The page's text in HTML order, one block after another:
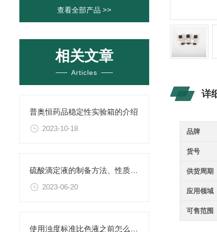
查看全部产品 >>
相关文章
Articles
普奥恒药品稳定性实验箱的介绍
2023-10-18
硫酸滴定液的制备方法、性质、使用注意事项以及应用领域
2023-06-20
使用浊度标准比色液之前怎么可以不了解这些！
详
品牌
货号
供货周期
应用领域
可售范围